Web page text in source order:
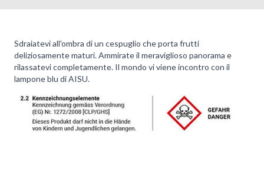
Sdraiatevi all'ombra di un cespuglio che porta frutti
deliziosamente maturi. Ammirate il meraviglioso panorama e
rilassatevi completamente. Il mondo vi viene incontro con il
lampone blu di AISU.